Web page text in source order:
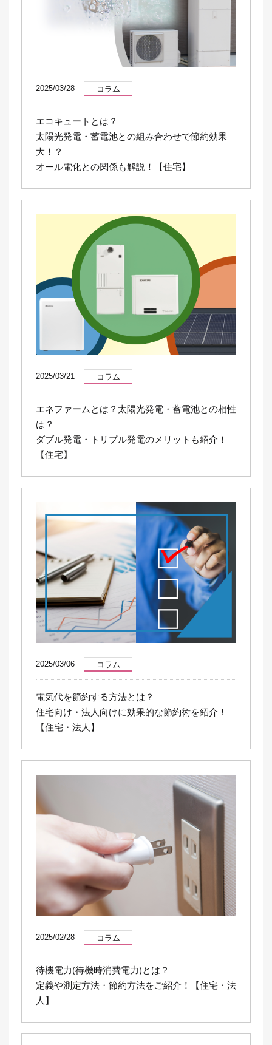
2025/03/28 コラム
エコキュートとは？
太陽光発電・蓄電池との組み合わせで節約効果
大！？
オール電化との関係も解説！【住宅】
2025/03/21 コラム
エネファームとは？太陽光発電・蓄電池との相性
は？
ダブル発電・トリプル発電のメリットも紹介！
【住宅】
2025/03/06 コラム
電気代を節約する方法とは？
住宅向け・法人向けに効果的な節約術を紹介！
【住宅・法人】
2025/02/28 コラム
待機電力(待機時消費電力)とは？
定義や測定方法・節約方法をご紹介！【住宅・法
人】